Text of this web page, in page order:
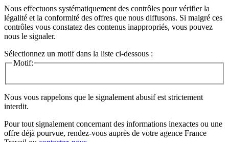
Nous effectuons systématiquement des contrôles pour vérifier la
légalité et la conformité des offres que nous diffusons. Si malgré ces
contrôles vous constatez des contenus inappropriés, vous pouvez
nous le signaler.
Sélectionnez un motif dans la liste ci-dessous :
Motif:
Nous vous rappelons que le signalement abusif est strictement
interdit.
Pour tout signalement concernant des informations inexactes ou une
offre déjà pourvue, rendez-vous auprès de votre agence France